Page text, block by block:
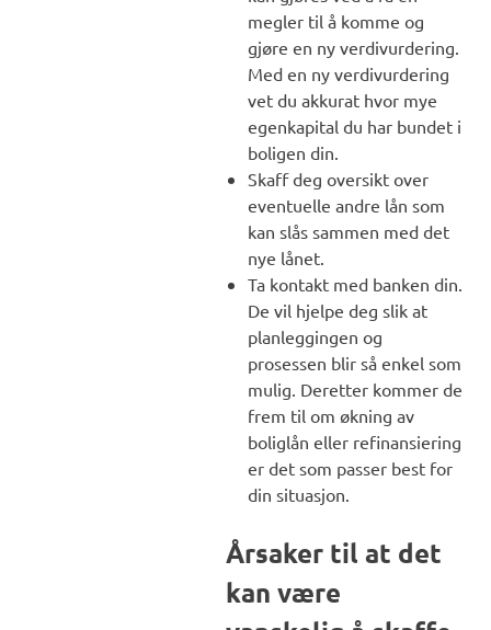
megler til å komme og
gjøre en ny verdivurdering.
Med en ny verdivurdering
vet du akkurat hvor mye
egenkapital du har bundet i
boligen din.
Skaff deg oversikt over
eventuelle andre lån som
kan slås sammen med det
nye lånet.
Ta kontakt med banken din.
De vil hjelpe deg slik at
planleggingen og
prosessen blir så enkel som
mulig. Deretter kommer de
frem til om økning av
boliglån eller refinansiering
er det som passer best for
din situasjon.
Årsaker til at det
kan være